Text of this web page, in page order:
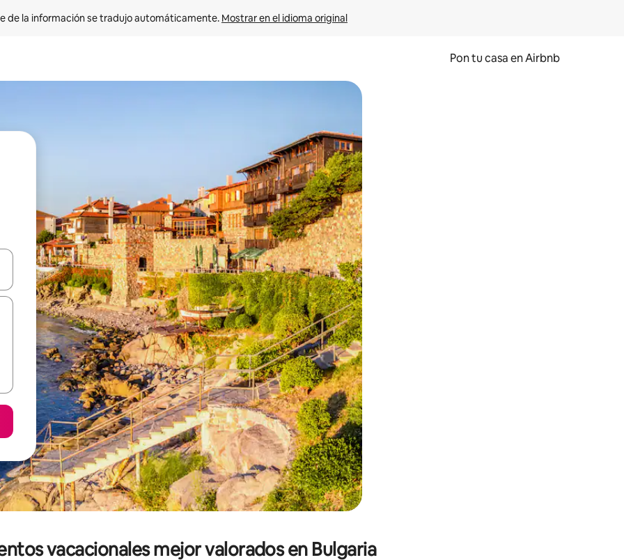
de la información se tradujo automáticamente. Mostrar en el idioma original
Pon tu casa en Airbnb
las teclas de flecha hacia arriba y hacia abajo o explora con el tacto o desliza el dedo.
vacacionales mejor valorados en Bulgaria